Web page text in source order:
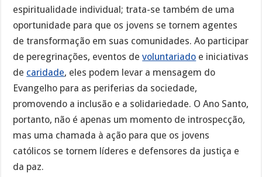
espiritualidade individual; trata-se também de uma
oportunidade para que os jovens se tornem agentes
de transformação em suas comunidades. Ao participar
de peregrinações, eventos devoluntariado e iniciativas
de caridade, eles podem levar a mensagem do
Evangelho para as periferias da sociedade,
promovendo a inclusão e a solidariedade. O Ano Santo,
portanto, não é apenas um momento de introspecção,
mas uma chamada à ação para que os jovens
católicos se tornem líderes e defensores da justiça e
da paz.